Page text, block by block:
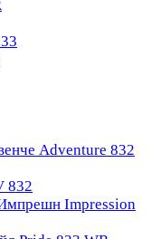
Adventure 832
832
Impression